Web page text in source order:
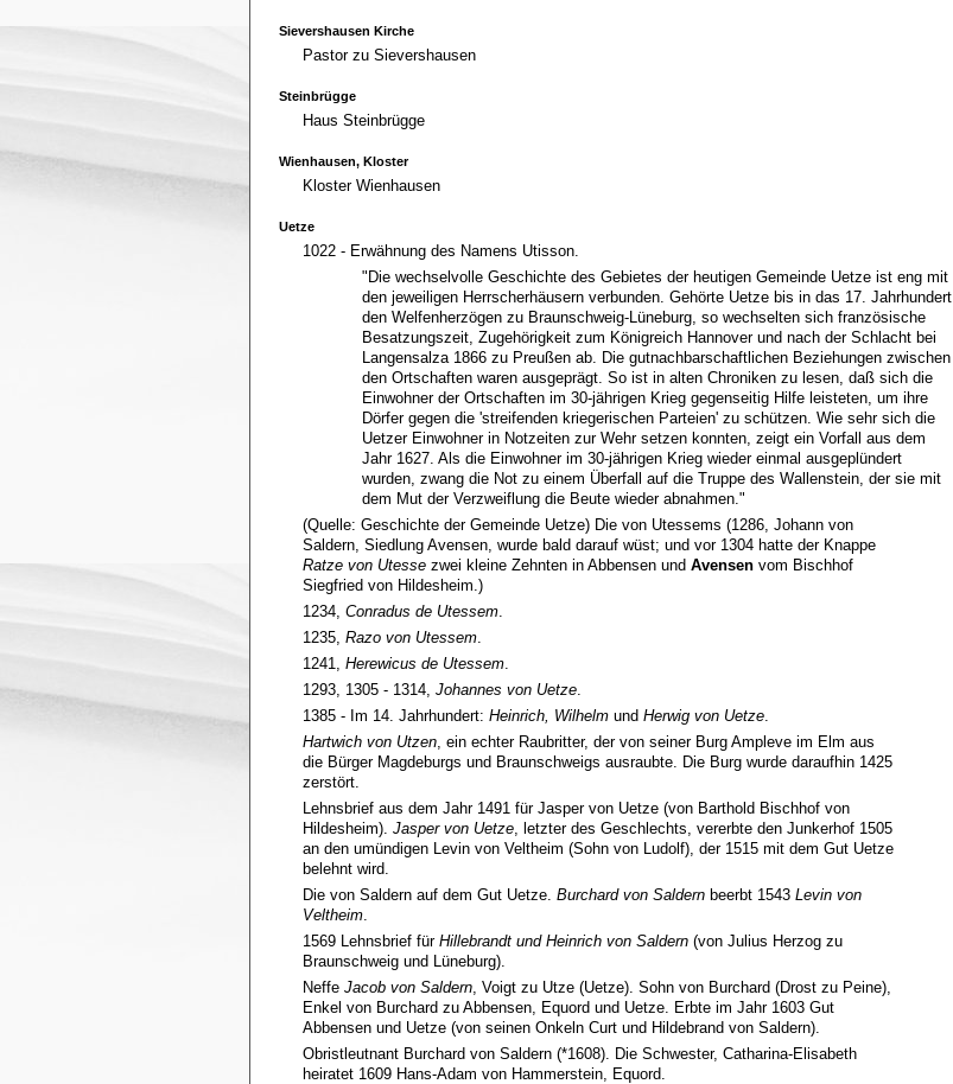
Sievershausen Kirche
Pastor zu Sievershausen
Steinbrügge
Haus Steinbrügge
Wienhausen, Kloster
Kloster Wienhausen
Uetze
1022 - Erwähnung des Namens Utisson.
"Die wechselvolle Geschichte des Gebietes der heutigen Gemeinde Uetze ist eng mit
den jeweiligen Herrscherhäusern verbunden. Gehörte Uetze bis in das 17. Jahrhundert
den Welfenherzögen zu Braunschweig-Lüneburg, so wechselten sich französische
Besatzungszeit, Zugehörigkeit zum Königreich Hannover und nach der Schlacht bei
Langensalza 1866 zu Preußen ab. Die gutnachbarschaftlichen Beziehungen zwischen
den Ortschaften waren ausgeprägt. So ist in alten Chroniken zu lesen, daß sich die
Einwohner der Ortschaften im 30-jährigen Krieg gegenseitig Hilfe leisteten, um ihre
Dörfer gegen die 'streifenden kriegerischen Parteien' zu schützen. Wie sehr sich die
Uetzer Einwohner in Notzeiten zur Wehr setzen konnten, zeigt ein Vorfall aus dem
Jahr 1627. Als die Einwohner im 30-jährigen Krieg wieder einmal ausgeplündert
wurden, zwang die Not zu einem Überfall auf die Truppe des Wallenstein, der sie mit
dem Mut der Verzweiflung die Beute wieder abnahmen."
(Quelle: Geschichte der Gemeinde Uetze) Die von Utessems (1286, Johann von
Saldern, Siedlung Avensen, wurde bald darauf wüst; und vor 1304 hatte der Knappe
Ratze von Utesse zwei kleine Zehnten in Abbensen und Avensen vom Bischhof
Siegfried von Hildesheim.)
1234, Conradus de Utessem.
1235, Razo von Utessem.
1241, Herewicus de Utessem.
1293, 1305 - 1314, Johannes von Uetze.
1385 - Im 14. Jahrhundert: Heinrich, Wilhelm und Herwig von Uetze.
Hartwich von Utzen, ein echter Raubritter, der von seiner Burg Ampleve im Elm aus
die Bürger Magdeburgs und Braunschweigs ausraubte. Die Burg wurde daraufhin 1425
zerstört.
Lehnsbrief aus dem Jahr 1491 für Jasper von Uetze (von Barthold Bischhof von
Hildesheim). Jasper von Uetze, letzter des Geschlechts, vererbte den Junkerhof 1505
an den umündigen Levin von Veltheim (Sohn von Ludolf), der 1515 mit dem Gut Uetze
belehnt wird.
Die von Saldern auf dem Gut Uetze. Burchard von Saldern beerbt 1543 Levin von
Veltheim.
1569 Lehnsbrief für Hillebrandt und Heinrich von Saldern (von Julius Herzog zu
Braunschweig und Lüneburg).
Neffe Jacob von Saldern, Voigt zu Utze (Uetze). Sohn von Burchard (Drost zu Peine),
Enkel von Burchard zu Abbensen, Equord und Uetze. Erbte im Jahr 1603 Gut
Abbensen und Uetze (von seinen Onkeln Curt und Hildebrand von Saldern).
Obristleutnant Burchard von Saldern (*1608). Die Schwester, Catharina-Elisabeth
heiratet 1609 Hans-Adam von Hammerstein, Equord.